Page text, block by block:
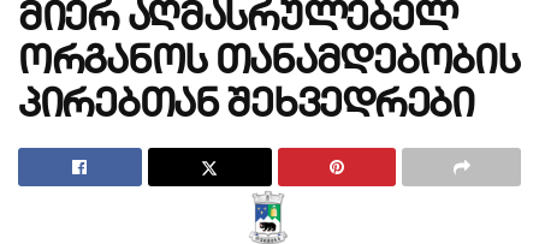
მიერ აღმასრულებელ
ორგანოს თანამდებობის
პირებთან შეხვედრები